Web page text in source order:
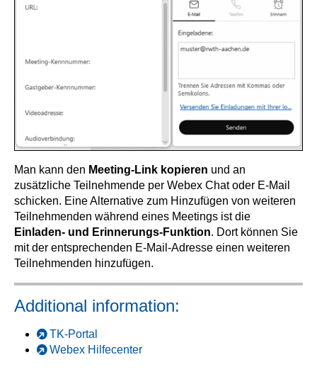
Man kann den Meeting-Link kopieren und an
zusätzliche Teilnehmende per Webex Chat oder E-Mail
schicken. Eine Alternative zum Hinzufügen von weiteren
Teilnehmenden während eines Meetings ist die
Einladen- und Erinnerungs-Funktion. Dort können Sie
mit der entsprechenden E-Mail-Adresse einen weiteren
Teilnehmenden hinzufügen.
Additional information:
TK-Portal
Webex Hilfecenter